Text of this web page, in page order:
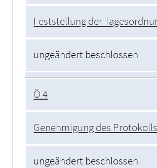
Feststellung der
ungeändert beschlossen
Ö 4
Genehmigung des Protokolls
ungeändert beschlossen